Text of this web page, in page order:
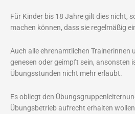
Für Kinder bis 18 Jahre gilt dies nicht,
machen können, dass sie regelmäßig
Auch alle ehrenamtlichen Trainerinnen
genesen oder geimpft sein, ansonsten
Übungsstunden nicht mehr erlaubt.
Es obliegt den
Übungsbetrieb aufrecht erhalten